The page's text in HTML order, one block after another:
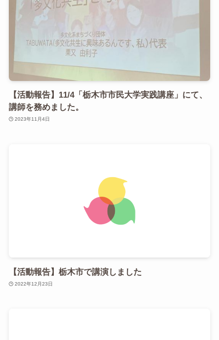
【活動報告】11/4「栃木市市民大学実践講座」にて、
講師を務めました。
2023年11月4日
【活動報告】栃木市で講演しました
2022年12月23日